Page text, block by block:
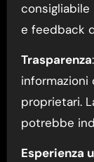
consigliabile
e feedback
Trasparenza
informazioni
proprietari.
potrebbe
Esperienza